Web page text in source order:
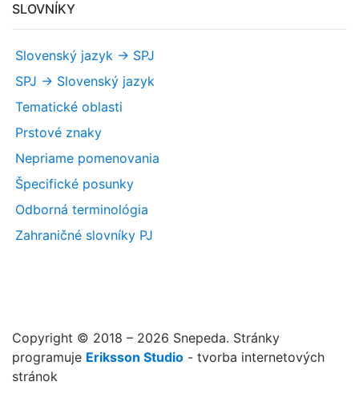
SLOVNÍKY
Slovenský jazyk -> SPJ
SPJ -> Slovenský jazyk
Tematické oblasti
Prstové znaky
Nepriame pomenovania
Špecifické posunky
Odborná terminológia
Zahraničné slovníky PJ
Copyright © 2018 – 2026 Snepeda. Stránky
programuje Eriksson Studio - tvorba internetových
stránok